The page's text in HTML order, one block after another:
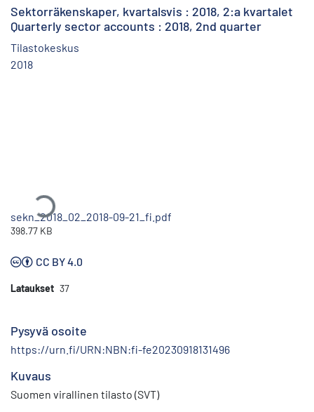
Sektorräkenskaper, kvartalsvis : 2018, 2:a kvartalet
Quarterly sector accounts : 2018, 2nd quarter
Tilastokeskus
2018
Ladataan...
sekn_2018_02_2018-09-21_fi.pdf
398.77 KB
CC BY 4.0
Lataukset 37
Pysyvä osoite
https://urn.fi/URN:NBN:fi-fe20230918131496
Kuvaus
Suomen virallinen tilasto (SVT)